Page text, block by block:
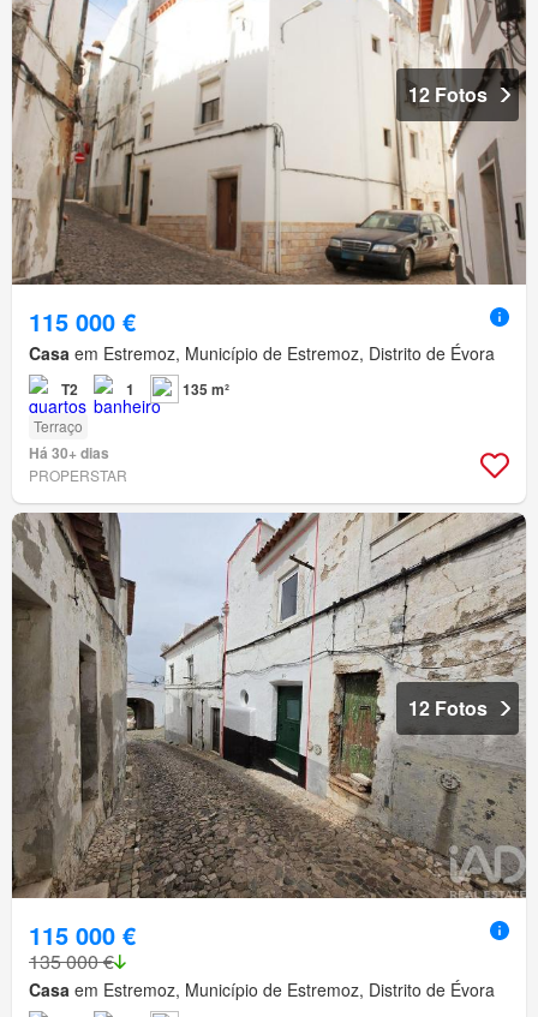
12 Fotos
115 000 €
Casa em Estremoz, Município de Estremoz, Distrito de Évora
T2 1 135 m²
Terraço
Há 30+ dias
PROPERSTAR
12 Fotos
115 000 €
135 000 €
Casa em Estremoz, Município de Estremoz, Distrito de Évora